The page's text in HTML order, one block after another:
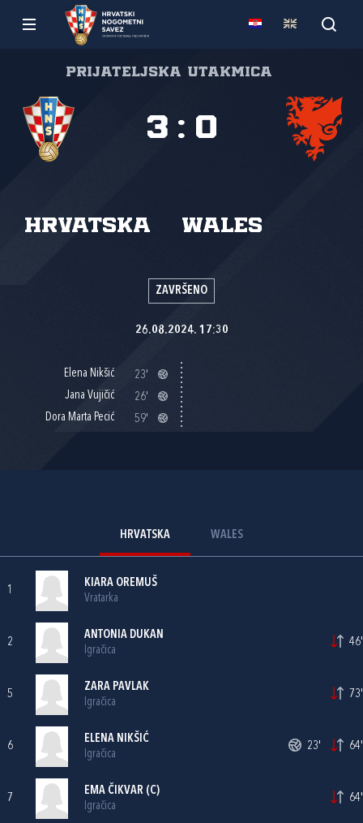
Prijateljska utakmica
Hrvatska Wales
3 : 0
ZAVRŠENO
26.08.2024. 17:30
Elena Nikšić
23'
Jana Vujičić
26'
Dora Marta Pecić
59'
HRVATSKA WALES
1
KIARA OREMUŠ
Vratarka
2
ANTONIA DUKAN
Igračica
46'
5
ZARA PAVLAK
Igračica
73'
6
ELENA NIKŠIĆ
Igračica
23' 64'
7
EMA ČIKVAR (C)
Igračica
64'